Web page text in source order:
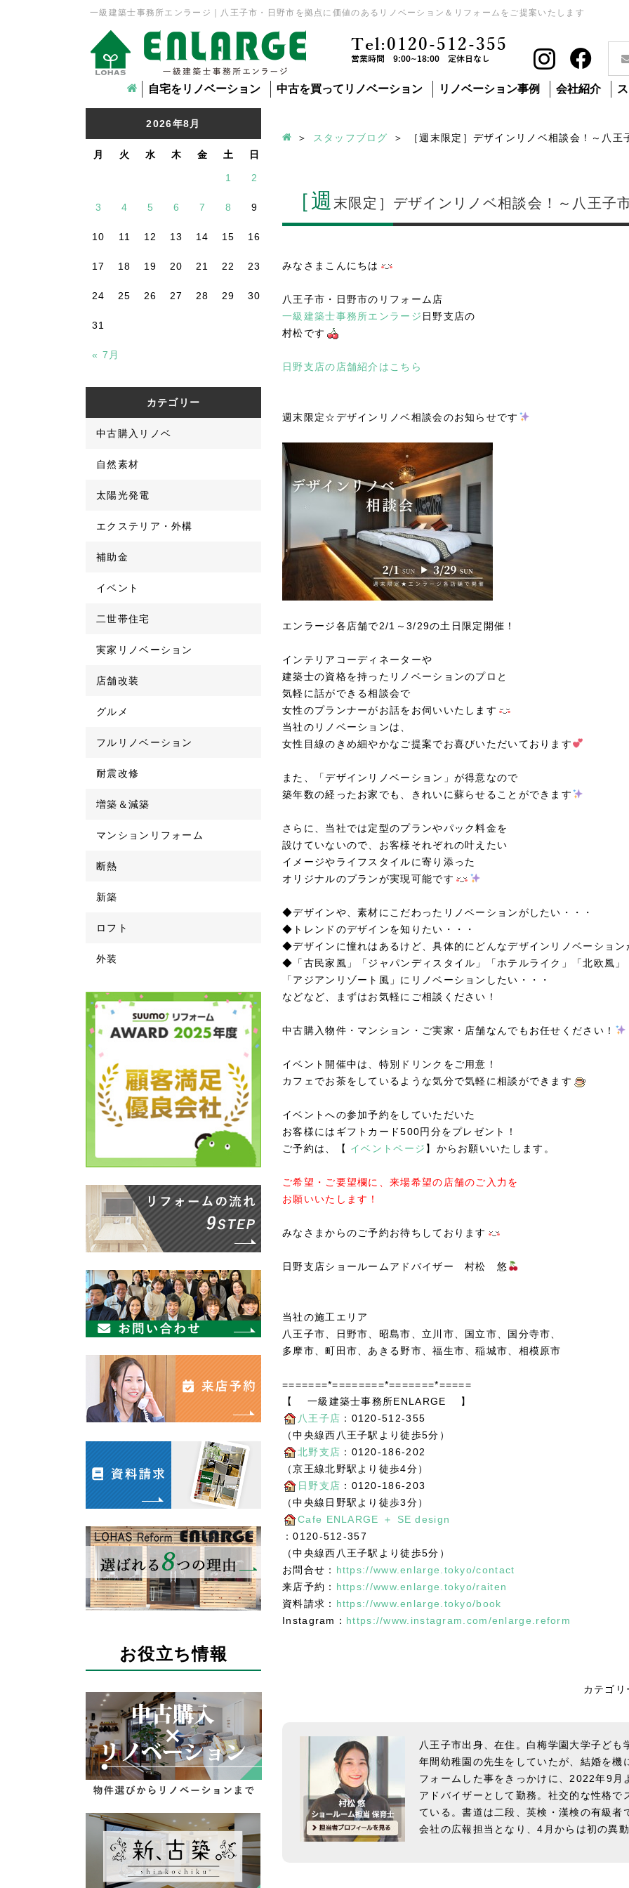
一級建築士事務所エンラージ｜八王子市・日野市を拠点に価値のあるリノベーション＆リフォームをご提案いたします
Tel:0120-512-355
営業時間 9:00~18:00 定休日なし
自宅をリノベーション 中古を買ってリノベーション リノベーション事例 会社紹介
2026年8月
月 火 水 木 金 土 日
« 7月
1 2
3 4 5 6 7 8 9
10 11 12 13 14 15 16
17 18 19 20 21 22 23
24 25 26 27 28 29 30
31
カテゴリー
中古購入リノベ
自然素材
太陽光発電
エクステリア・外構
補助金
イベント
二世帯住宅
実家リノベーション
店舗改装
グルメ
フルリノベーション
耐震改修
増築＆減築
マンションリフォーム
断熱
新築
ロフト
外装
お役立ち情報
スタッフブログ ［週末限定］デザインリノベ相談会！～八王
［週 末限定］デザインリノベ相談会！～八王子
みなさまこんにちは
八王子市・日野市のリフォーム店
一級建築士事務所エンラージ 日野支店の
村松です
日野支店の店舗紹介はこちら
週末限定☆デザインリノベ相談会のお知らせです
エンラージ各店舗で2/1～3/29の土日限定開催！
インテリアコーディネーターや
建築士の資格を持ったリノベーションのプロと
気軽に話ができる相談会で
女性のプランナーがお話をお伺いいたします
当社のリノベーションは、
女性目線のきめ細やかなご提案でお喜びいただいております
また、「デザインリノベーション」が得意なので
築年数の経ったお家でも、きれいに蘇らせることができます
さらに、当社では定型のプランやパック料金を
設けていないので、お客様それぞれの叶えたい
イメージやライフスタイルに寄り添った
オリジナルのプランが実現可能です
◆デザインや、素材にこだわったリノベーションがしたい・・・
◆トレンドのデザインを知りたい・・・
◆デザインに憧れはあるけど、具体的にどんなデザインリノベーション
◆「古民家風」「ジャパンディスタイル」「ホテルライク」「北欧風」
「アジアンリゾート風」にリノベーションしたい・・・
などなど、まずはお気軽にご相談ください！
中古購入物件・マンション・ご実家・店舗なんでもお任せください！
イベント開催中は、特別ドリンクをご用意！
カフェでお茶をしているような気分で気軽に相談ができます
イベントへの参加予約をしていただいた
お客様にはギフトカード500円分をプレゼント！
ご予約は、【 イベントページ 】からお願いいたします。
ご希望・ご要望欄に、来場希望の店舗のご入力を
お願いいたします！
みなさまからのご予約お待ちしております
日野支店ショールームアドバイザー 村松 悠
当社の施工エリア
八王子市、日野市、昭島市、立川市、国立市、国分寺市、
多摩市、町田市、あきる野市、福生市、稲城市、相模原市
=======*========*=======*=====
【 一級建築士事務所ENLARGE 】
八王子店 ：0120-512-355
（中央線西八王子駅より徒歩5分）
北野支店 ：0120-186-202
（京王線北野駅より徒歩4分）
日野支店 ：0120-186-203
（中央線日野駅より徒歩3分）
Cafe ENLARGE ＋ SE design
：0120-512-357
（中央線西八王子駅より徒歩5分）
お問合せ： https://www.enlarge.tokyo/contact
来店予約： https://www.enlarge.tokyo/raiten
資料請求： https://www.enlarge.tokyo/book
Instagram： https://www.instagram.com/enlarge.reform
カテゴリ
八王子市出身、在住。白梅学園大学子ど
年間幼稚園の先生をしていたが、結婚を機
フォームした事をきっかけに、2022年9月
アドバイザーとして勤務。社交的な性格
ている。書道は二段、英検・漢検の有級
会社の広報担当となり、4月からは初の異